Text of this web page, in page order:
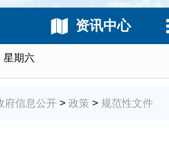
星期六
资讯中心
府信息公开 > 政策 > 规范性文件